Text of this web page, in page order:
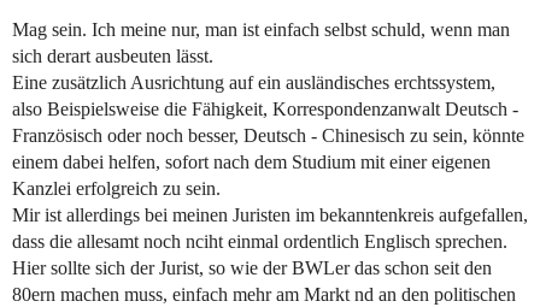
Mag sein. Ich meine nur, man ist einfach selbst schuld, wenn man
sich derart ausbeuten lässt.
Eine zusätzlich Ausrichtung auf ein ausländisches erchtssystem,
also Beispielsweise die Fähigkeit, Korrespondenzanwalt Deutsch -
Französisch oder noch besser, Deutsch - Chinesisch zu sein, könnte
einem dabei helfen, sofort nach dem Studium mit einer eigenen
Kanzlei erfolgreich zu sein.
Mir ist allerdings bei meinen Juristen im bekanntenkreis aufgefallen,
dass die allesamt noch nciht einmal ordentlich Englisch sprechen.
Hier sollte sich der Jurist, so wie der BWLer das schon seit den
80ern machen muss, einfach mehr am Markt nd an den politischen